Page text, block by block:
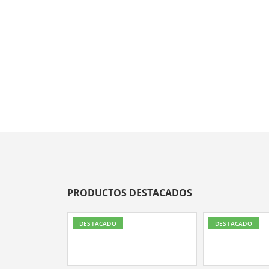
PRODUCTOS DESTACADOS
DESTACADO DESTACADO